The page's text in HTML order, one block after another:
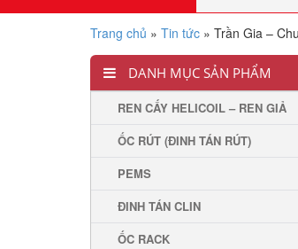
Trang chủ » Tin tức » Trần Gia –
DANH MỤC SẢN PHẨM
REN CẤY HELICOIL – REN GIẢ
ỐC RÚT (ĐINH TÁN RÚT)
PEMS
ĐINH TÁN CLIN
ỐC RACK